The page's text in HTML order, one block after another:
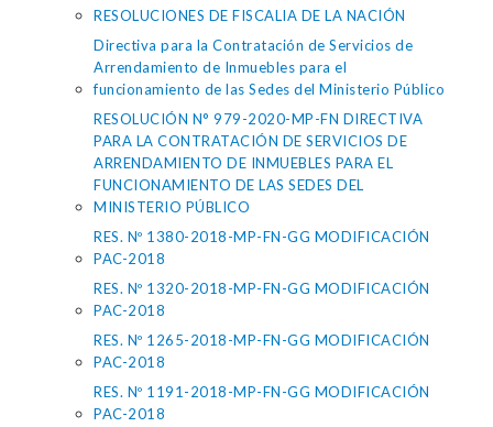
RESOLUCIONES DE FISCALIA DE LA NACIÓN
Directiva para la Contratación de Servicios de
Arrendamiento de Inmuebles para el
funcionamiento de las Sedes del Ministerio Público
RESOLUCIÓN N° 979-2020-MP-FN DIRECTIVA
PARA LA CONTRATACIÓN DE SERVICIOS DE
ARRENDAMIENTO DE INMUEBLES PARA EL
FUNCIONAMIENTO DE LAS SEDES DEL
MINISTERIO PÚBLICO
RES. Nº 1380-2018-MP-FN-GG MODIFICACIÓN
PAC-2018
RES. Nº 1320-2018-MP-FN-GG MODIFICACIÓN
PAC-2018
RES. Nº 1265-2018-MP-FN-GG MODIFICACIÓN
PAC-2018
RES. Nº 1191-2018-MP-FN-GG MODIFICACIÓN
PAC-2018